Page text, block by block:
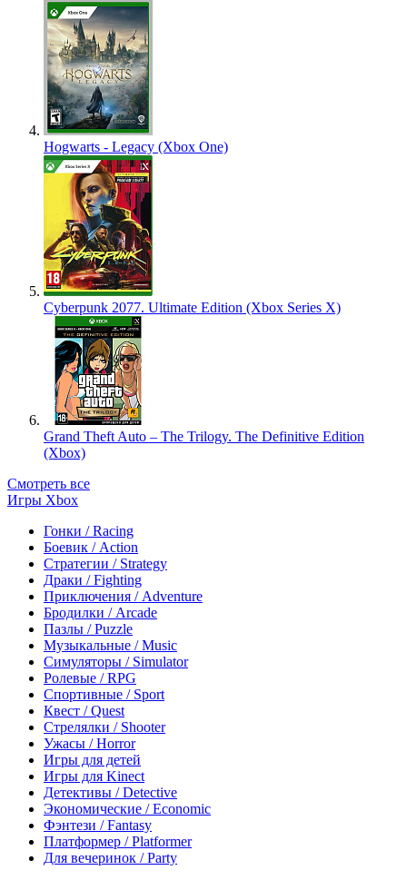
Hogwarts - Legacy (Xbox One)
Cyberpunk 2077. Ultimate Edition (Xbox Series X)
Grand Theft Auto – The Trilogy. The Definitive Edition
(Xbox)
Смотреть все
Игры Xbox
Гонки / Racing
Боевик / Action
Стратегии / Strategy
Драки / Fighting
Приключения / Adventure
Бродилки / Arcade
Пазлы / Puzzle
Музыкальные / Music
Симуляторы / Simulator
Ролевые / RPG
Спортивные / Sport
Квест / Quest
Стрелялки / Shooter
Ужасы / Horror
Игры для детей
Игры для Kinect
Детективы / Detective
Экономические / Economic
Фэнтези / Fantasy
Платформер / Platformer
Для вечеринок / Party